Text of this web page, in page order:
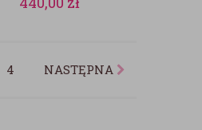
4 NASTĘPNA